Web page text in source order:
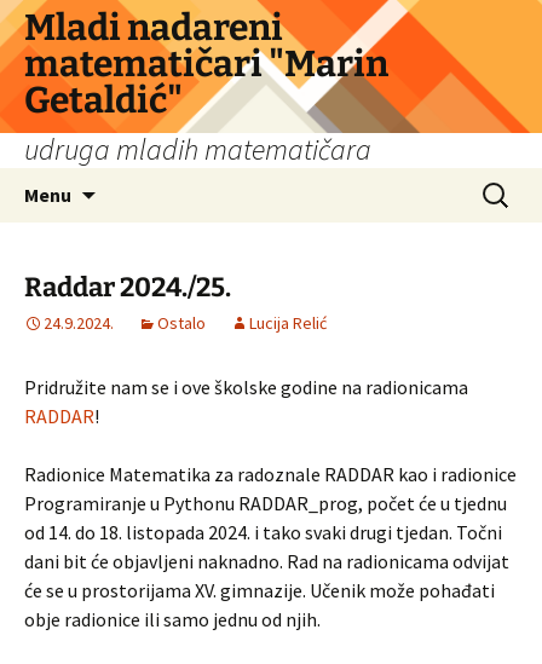
Skip
to
content
Mladi nadareni
matematičari "Marin
Getaldić"
udruga mladih matematičara
Menu
Search
for:
Raddar 2024./25.
24.9.2024. Ostalo Lucija Relić
Pridružite nam se i ove školske godine na radionicama
RADDAR!
Radionice Matematika za radoznale RADDAR kao i radionice
Programiranje u Pythonu RADDAR_prog, počet će u tjednu
od 14. do 18. listopada 2024. i tako svaki drugi tjedan. Točni
dani bit će objavljeni naknadno. Rad na radionicama odvijat
će se u prostorijama XV. gimnazije. Učenik može pohađati
obje radionice ili samo jednu od njih.